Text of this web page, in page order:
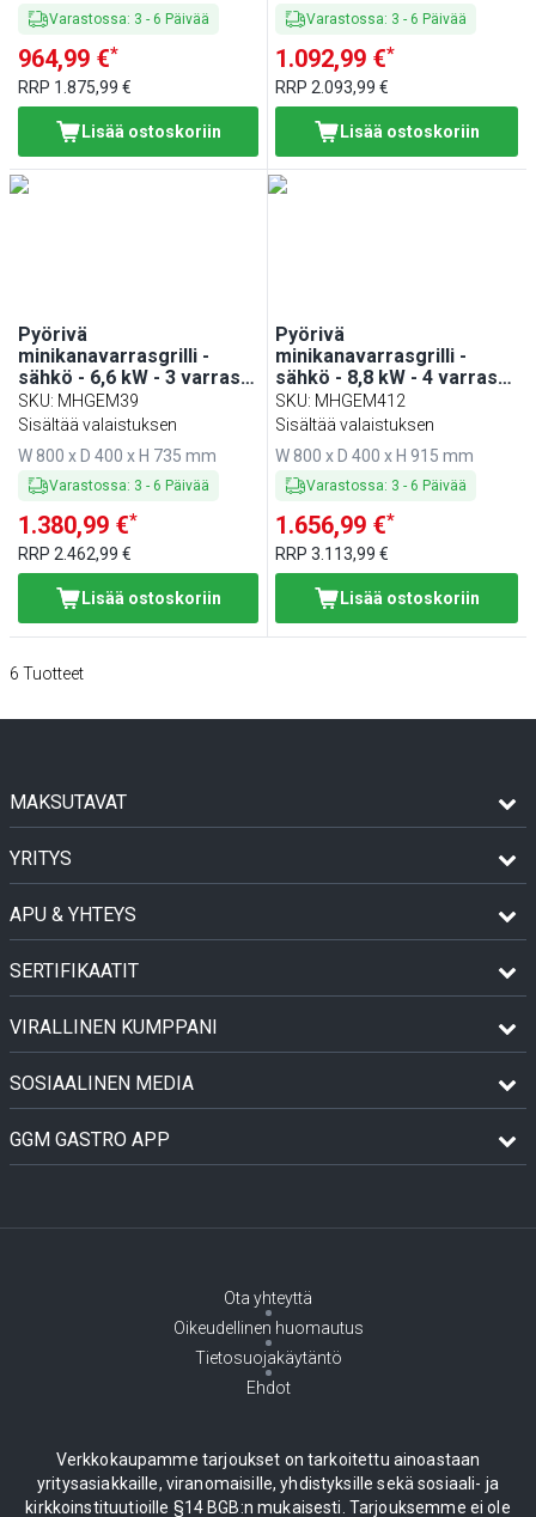
Varastossa: 3 - 6 Päivää
964,99 €*
RRP 1.875,99 €
Lisää ostoskoriin
Varastossa: 3 - 6 Päivää
1.092,99 €*
RRP2.093,99 €
Lisää ostoskoriin
Pyörivä
minikanavarrasgrilli -
sähkö - 6,6 kW - 3 varrasta
- enintään 9 kanaa varten
SKU: MHGEM39
Sisältää valaistuksen
W 800 x D 400 x H 735 mm
Varastossa: 3 - 6 Päivää
1.380,99 €*
RRP 2.462,99 €
Lisää ostoskoriin
Pyörivä
minikanavarrasgrilli -
sähkö - 8,8 kW - 4 varrasta
- enintään 12 kanaa varten
SKU: MHGEM412
Sisältää valaistuksen
W 800 x D 400 x H 915 mm
Varastossa: 3 - 6 Päivää
1.656,99 €*
RRP3.113,99 €
Lisää ostoskoriin
6 Tuotteet
MAKSUTAVAT
YRITYS
APU & YHTEYS
SERTIFIKAATIT
VIRALLINEN KUMPPANI
SOSIAALINEN MEDIA
GGM GASTRO APP
Ota yhteyttä
Oikeudellinen huomautus
Tietosuojakäytäntö
Ehdot
Verkkokaupamme tarjoukset on tarkoitettu ainoastaan
yritysasiakkaille, viranomaisille, yhdistyksille sekä sosiaali- ja
kirkkoinstituutioille §14 BGB:n mukaisesti. Tarjouksemme ei ole